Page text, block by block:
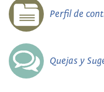
Perfil de
Quejas y